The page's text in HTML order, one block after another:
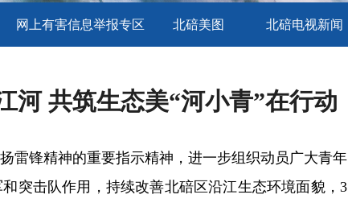
网上有害信息举报专区 北碚美图 北碚电视新闻
河 共筑生态美“河小青”在行动
雷锋精神的重要指示精神，进一步组织动员广大青年
突击队作用，持续改善北碚区沿江生态环境面貌，3